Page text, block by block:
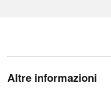
Altre informazioni